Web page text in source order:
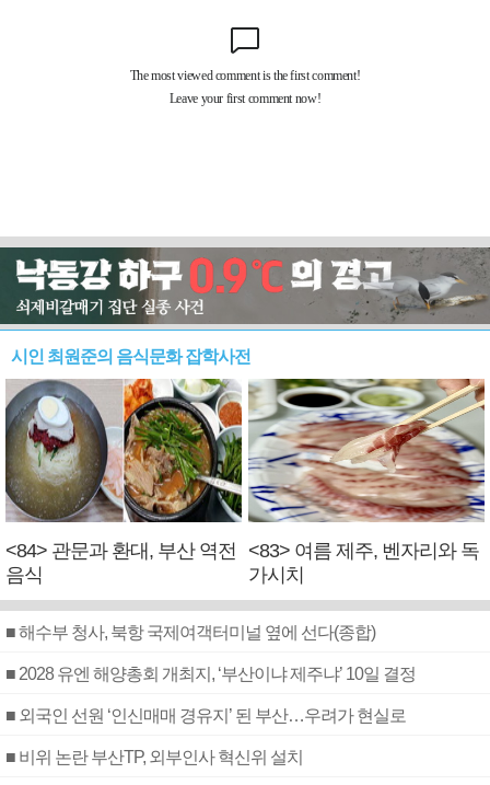
시인 최원준의 음식문화 잡학사전
<84> 관문과 환대, 부산 역전
음식
<83> 여름 제주, 벤자리와 독
가시치
■ 해수부 청사, 북항 국제여객터미널 옆에 선다(종합)
■ 2028 유엔 해양총회 개최지, ‘부산이냐 제주냐’ 10일 결정
■ 외국인 선원 ‘인신매매 경유지’ 된 부산…우려가 현실로
■ 비위 논란 부산TP, 외부인사 혁신위 설치